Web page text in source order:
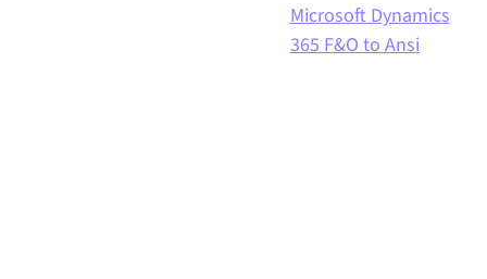
Microsoft Dynamics
365 F&O to Ansi